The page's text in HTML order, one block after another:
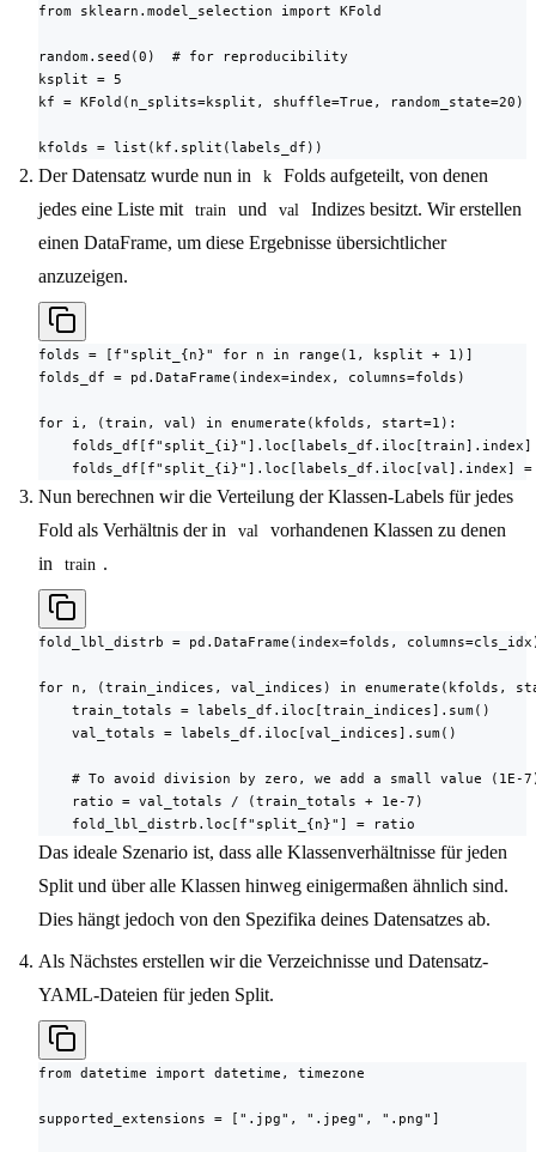
from sklearn.model_selection import KFold
random.seed(0)  # for reproducibility
ksplit = 5
kf = KFold(n_splits=ksplit, shuffle=True,
kfolds = list(kf.split(labels_df))
Der Datensatz wurde nun in k
Folds aufgeteilt, von denen
jedes eine Liste mit
train und val
Indizes besitzt. Wir erstellen
einen DataFrame, um diese Ergebnisse übersichtlicher
anzuzeigen.
folds = [f"split_{n}" for n in range(1, ksplit + 1)]
folds_df = pd.DataFrame(index=index, columns=folds)
for i, (train, val) in enumerate(kfolds, start=1):
folds_df[f"split_{i}"].loc[labels_df.iloc[val].index] =
Nun berechnen wir die Verteilung der Klassen-Labels für jedes
Fold als Verhältnis der in
val
vorhandenen Klassen zu denen
in
train .
fold_lbl_distrb = pd.DataFrame(index=folds,
for n, (train_indices, val_indices) in enumerate(kfolds,
    train_totals = labels_df.iloc[train_indices].sum()
    val_totals = labels_df.iloc[val_indices].sum()
# To avoid division by zero, we add a small value (1E-
    ratio = val_totals / (train_totals + 1e-7)
    fold_lbl_distrb.loc[f"split_{n}"] = ratio
Das ideale Szenario ist, dass alle Klassenverhältnisse für jeden
Split und über alle Klassen hinweg einigermaßen ähnlich sind.
Dies hängt jedoch von den Spezifika deines Datensatzes ab.
Als Nächstes erstellen wir die Verzeichnisse und Datensatz-
YAML-Dateien für jeden Split.
from datetime import datetime, timezone
supported_extensions = [".jpg", ".jpeg", ".png"]